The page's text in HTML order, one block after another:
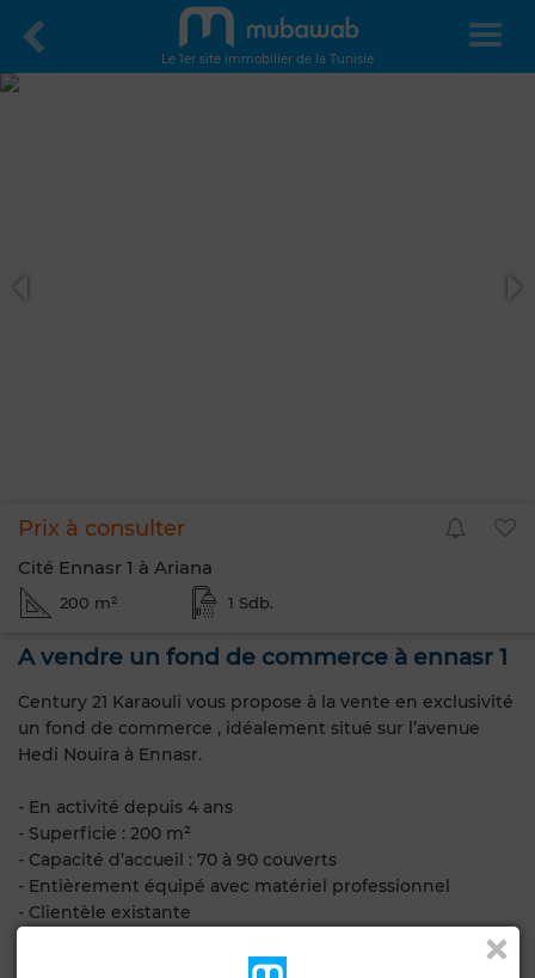
Le 1er site immobilier de la Tunisie
Prix à consulter
Cité Ennasr 1 à Ariana
200 m² 1 Sdb.
A vendre un fond de commerce à ennasr 1
Century 21 Karaouli vous propose à la vente en exclusivité
un fond de commerce , idéalement situé sur l’avenue
Hedi Nouira à Ennasr.
- En activité depuis 4 ans
- Superficie : 200 m²
- Capacité d’accueil : 70 à 90 couverts
- Entièrement équipé avec matériel professionnel
- Clientèle existante